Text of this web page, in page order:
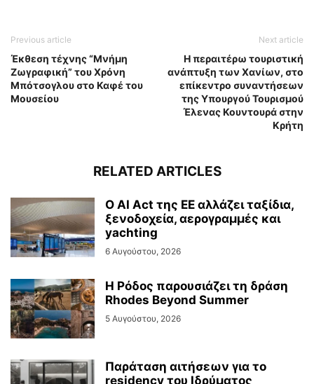
Previous article
Έκθεση τέχνης “Μνήμη
Ζωγραφική” του Χρόνη
Μπότσογλου στο Καφέ του
Μουσείου
Next article
Η περαιτέρω τουριστική
ανάπτυξη των Χανίων, στο
επίκεντρο συναντήσεων
της Υπουργού Τουρισμού
Έλενας Κουντουρά στην
Κρήτη
RELATED ARTICLES
Ο AI Act της ΕΕ αλλάζει ταξίδια,
ξενοδοχεία, αερογραμμές και
yachting
6 Αυγούστου, 2026
Η Ρόδος παρουσιάζει τη δράση
Rhodes Beyond Summer
5 Αυγούστου, 2026
Παράταση αιτήσεων για το
residency του Ιδρύματος